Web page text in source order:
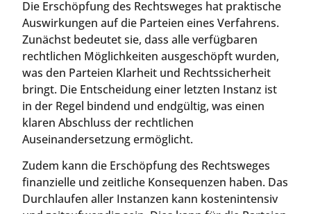
Die Erschöpfung des Rechtsweges hat praktische
Auswirkungen auf die Parteien eines Verfahrens.
Zunächst bedeutet sie, dass alle verfügbaren
rechtlichen Möglichkeiten ausgeschöpft wurden,
was den Parteien Klarheit und Rechtssicherheit
bringt. Die Entscheidung einer letzten Instanz ist
in der Regel bindend und endgültig, was einen
klaren Abschluss der rechtlichen
Auseinandersetzung ermöglicht.
Zudem kann die Erschöpfung des Rechtsweges
finanzielle und zeitliche Konsequenzen haben. Das
Durchlaufen aller Instanzen kann kostenintensiv